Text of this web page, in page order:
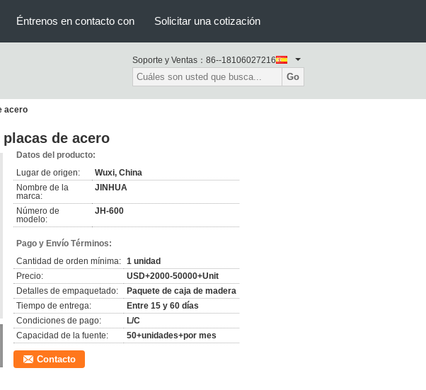
Éntrenos en contacto con Solicitar una cotización
Soporte y Ventas： 86--18106027216
Go
acero
de acero
Datos del producto:
Lugar de origen:
Wuxi, China
Nombre de la
marca:
JINHUA
Número de
modelo:
JH-600
Pago y Envío Términos:
Cantidad de orden mínima: 1 unidad
Precio:
USD+2000-50000+Unit
Detalles de empaquetado:
Paquete de caja de madera
Tiempo de entrega:
Entre 15 y 60 días
Condiciones de pago:
L/C
Capacidad de la fuente:
50+unidades+por mes
Contacto